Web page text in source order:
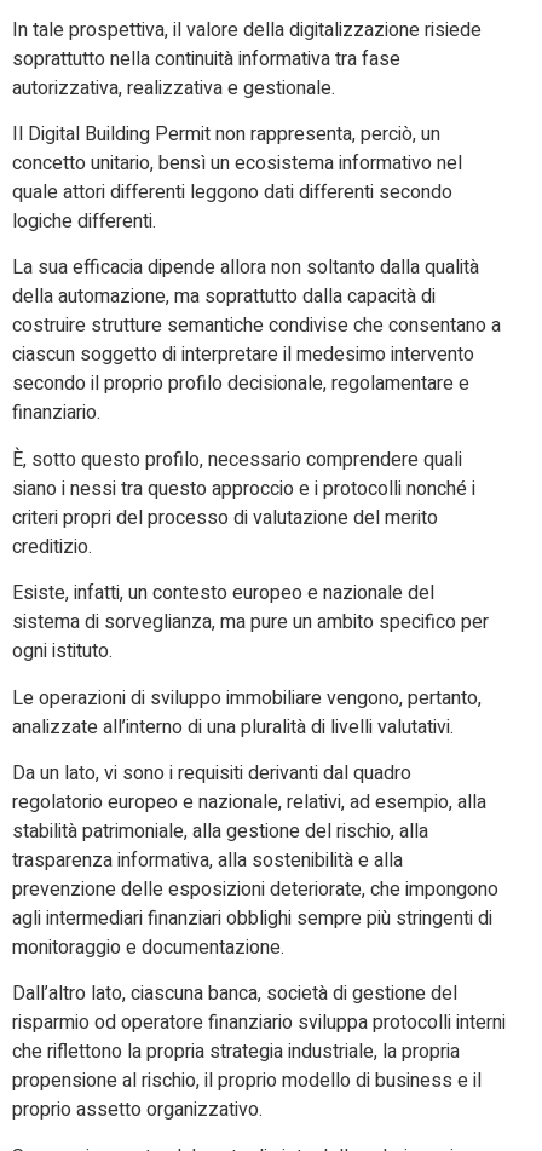
In tale prospettiva, il valore della digitalizzazione risiede
soprattutto nella continuità informativa tra fase
autorizzativa, realizzativa e gestionale.
Il Digital Building Permit non rappresenta, perciò, un
concetto unitario, bensì un ecosistema informativo nel
quale attori differenti leggono dati differenti secondo
logiche differenti.
La sua efficacia dipende allora non soltanto dalla qualità
della automazione, ma soprattutto dalla capacità di
costruire strutture semantiche condivise che consentano a
ciascun soggetto di interpretare il medesimo intervento
secondo il proprio profilo decisionale, regolamentare e
finanziario.
È, sotto questo profilo, necessario comprendere quali
siano i nessi tra questo approccio e i protocolli nonché i
criteri propri del processo di valutazione del merito
creditizio.
Esiste, infatti, un contesto europeo e nazionale del
sistema di sorveglianza, ma pure un ambito specifico per
ogni istituto.
Le operazioni di sviluppo immobiliare vengono, pertanto,
analizzate all’interno di una pluralità di livelli valutativi.
Da un lato, vi sono i requisiti derivanti dal quadro
regolatorio europeo e nazionale, relativi, ad esempio, alla
stabilità patrimoniale, alla gestione del rischio, alla
trasparenza informativa, alla sostenibilità e alla
prevenzione delle esposizioni deteriorate, che impongono
agli intermediari finanziari obblighi sempre più stringenti di
monitoraggio e documentazione.
Dall’altro lato, ciascuna banca, società di gestione del
risparmio od operatore finanziario sviluppa protocolli interni
che riflettono la propria strategia industriale, la propria
propensione al rischio, il proprio modello di business e il
proprio assetto organizzativo.